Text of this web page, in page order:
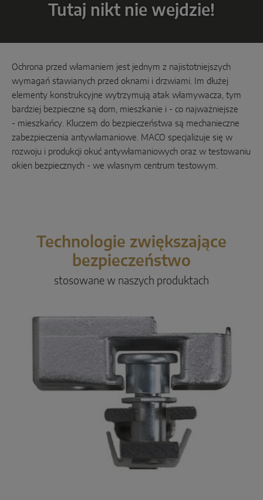
Odstawno-przesuwne
Komponenty systemowe
ROZWIĄZANIA W ZAKRESIE DRZWI
Instinct by MACO
MACO Protect M-TS
MACO Protect A-TS
Komponenty systemowe
INTELIGENTNE ROZWIĄZANIA CZUJNIKÓW
ROZWIĄZANIA W ZAKRESIE USŁUG
Usługi w zakresie standardów i norm
Tutaj nikt nie wejdzie!
Ochrona przed włamaniem jest jednym z najistotniejszych
wymagań stawianych przed oknami i drzwiami. Im dłużej
elementy konstrukcyjne wytrzymują atak włamywacza, tym
bardziej bezpieczne są dom, mieszkanie i - co najważniejsze
- mieszkańcy. Kluczem do bezpieczeństwa są mechanieczne
zabezpieczenia antywłamaniowe. MACO specjalizuje się w
rozwoju i produkcji okuć antywłamaniowych oraz w testowaniu
okien bezpiecznych - we wlasnym centrum testowym.
Technologie zwiększające
bezpieczeństwo
stosowane w naszych produktach